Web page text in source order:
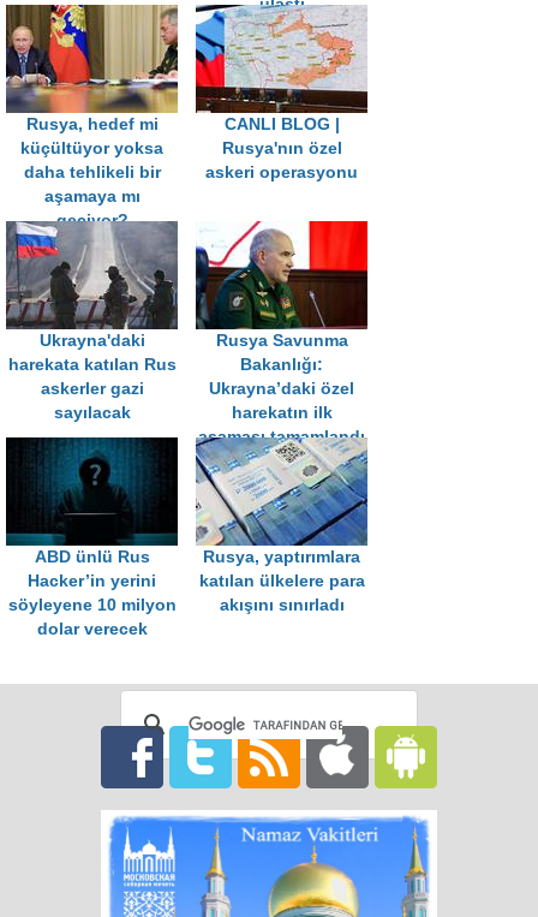
ulaştı
Rusya, hedef mi
küçültüyor yoksa
daha tehlikeli bir
aşamaya mı
geçiyor?
CANLI BLOG |
Rusya'nın özel
askeri operasyonu
Ukrayna'daki
harekata katılan Rus
askerler gazi
sayılacak
Rusya Savunma
Bakanlığı:
Ukrayna’daki özel
harekatın ilk
aşaması tamamlandı
ABD ünlü Rus
Hacker’in yerini
söyleyene 10 milyon
dolar verecek
Rusya, yaptırımlara
katılan ülkelere para
akışını sınırladı